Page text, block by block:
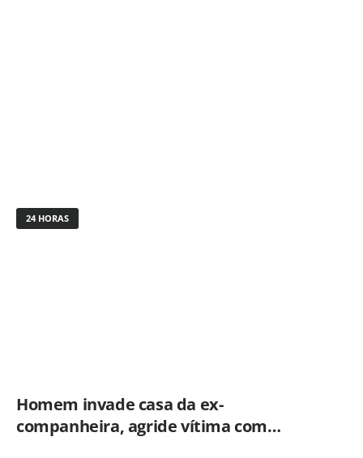
24 HORAS
Homem invade casa da ex-
companheira, agride vítima com